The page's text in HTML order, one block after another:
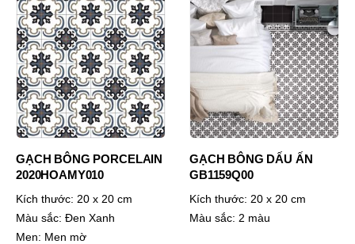
GẠCH BÔNG PORCELAIN
2020HOAMY010
Kích thước: 20 x 20 cm
Màu sắc: Đen Xanh
Men: Men mờ
GẠCH BÔNG DẤU ẤN
GB1159Q00
Kích thước: 20 x 20 cm
Màu sắc: 2 màu